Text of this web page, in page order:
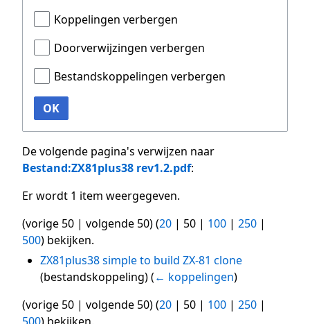
Koppelingen verbergen
Doorverwijzingen verbergen
Bestandskoppelingen verbergen
OK
De volgende pagina's verwijzen naar
Bestand:ZX81plus38 rev1.2.pdf:
Er wordt 1 item weergegeven.
(vorige 50 | volgende 50) (20 | 50 | 100 | 250 |
500) bekijken.
ZX81plus38 simple to build ZX-81 clone
(bestandskoppeling)(← koppelingen)
(vorige 50 | volgende 50) (20 | 50 | 100 | 250 |